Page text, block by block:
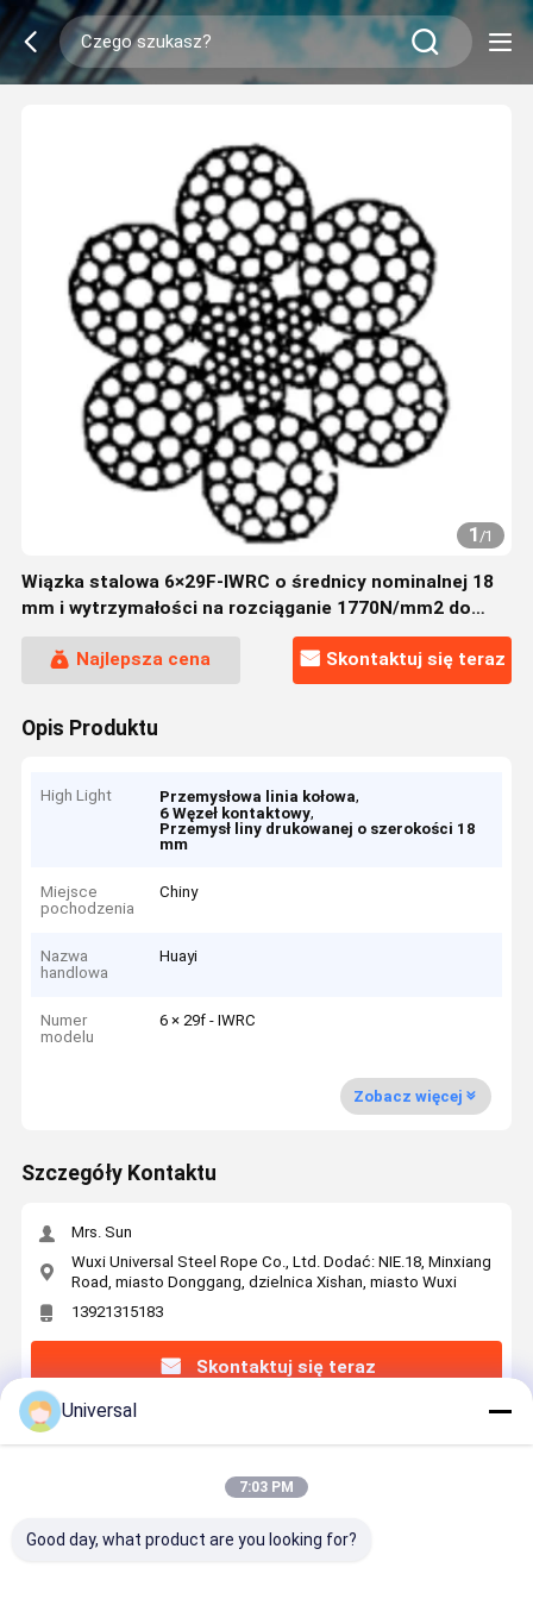
1/1
Wiązka stalowa 6×29F-IWRC o średnicy nominalnej 18
mm i wytrzymałości na rozciąganie 1770N/mm2 do
Najlepsza cena
Skontaktuj się teraz
Opis Produktu
High Light Przemysłowa linia kołowa,
6 Węzeł kontaktowy,
Przemysł liny drukowanej o szerokości 18
mm
Miejsce
pochodzenia
Chiny
Nazwa
handlowa
Huayi
Numer
modelu
6 × 29f - IWRC
Zobacz więcej
Szczegóły Kontaktu
Mrs. Sun
Wuxi Universal Steel Rope Co., Ltd. Dodać: NIE.18, Minxiang
Road, miasto Donggang, dzielnica Xishan, miasto Wuxi
13921315183
Skontaktuj się teraz
Uzyskaj Najlepszą Cenę Za
nominalnej 18 mm i wytrzymałości na
rozciąganie 1770N/mm2 do zastosowań
Universal
7:03 PM
Good day, what product are you looking for?